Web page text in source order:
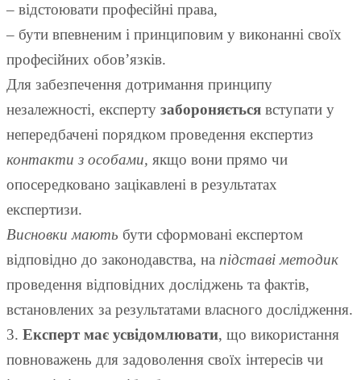
– відстоювати професійні права,
– бути впевненим і принциповим у виконанні своїх
професійних обов’язків.
Для забезпечення дотримання принципу
незалежності, експерту забороняється вступати у
непередбачені порядком проведення експертиз
контакти з особами, якщо вони прямо чи
опосередковано зацікавлені в результатах
експертизи.
Висновки мають бути сформовані експертом
відповідно до законодавства, на підставі методик
проведення відповідних досліджень та фактів,
встановлених за результатами власного дослідження.
3. Експерт має усвідомлювати, що використання
повноважень для задоволення своїх інтересів чи